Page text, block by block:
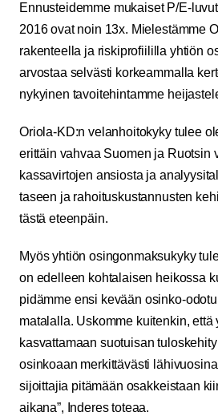
Ennusteidemme mukaiset P/E-
2016 ovat noin 13x. Mielestämme
rakenteella ja riskiprofiililla yhtiön
arvostaa selvästi korkeammalla
nykyinen tavoitehintamme
Oriola-KD:n velanhoitokyky tulee
erittäin vahvaa Suomen ja Ruotsin
kassavirtojen ansiosta ja
taseen ja rahoituskustannusten
tästä eteenpäin.
Myös yhtiön osingonmaksukyky
on edelleen kohtalaisen heikossa
pidämme ensi kevään osinko-
matalalla. Uskomme kuitenkin, että
kasvattamaan suotuisan
osinkoaan merkittävästi
sijoittajia pitämään osakkeistaan
aikana”, Inderes toteaa.